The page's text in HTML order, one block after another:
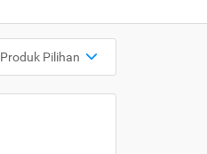
Produk Pilihan